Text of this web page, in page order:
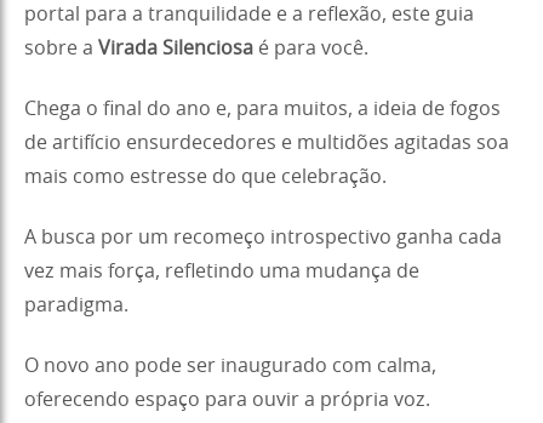
portal para a tranquilidade e a reflexão, este guia
sobre a Virada Silenciosa é para você.
Chega o final do ano e, para muitos, a ideia de fogos
de artifício ensurdecedores e multidões agitadas soa
mais como estresse do que celebração.
A busca por um recomeço introspectivo ganha cada
vez mais força, refletindo uma mudança de
paradigma.
O novo ano pode ser inaugurado com calma,
oferecendo espaço para ouvir a própria voz.